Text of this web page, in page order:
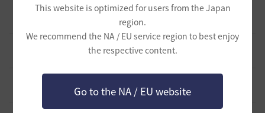
This website is optimized for users from the Japan
region.
We recommend the NA / EU service region to best enjoy
the respective content.
Go to the NA / EU website
0
「大人の快適な空き地」
おやじーぬ-日本
[意見掲示板] 「制裁」という言葉が与える印象について
浅井ジークフリード配信者
165 浅井ジークフリード配信者